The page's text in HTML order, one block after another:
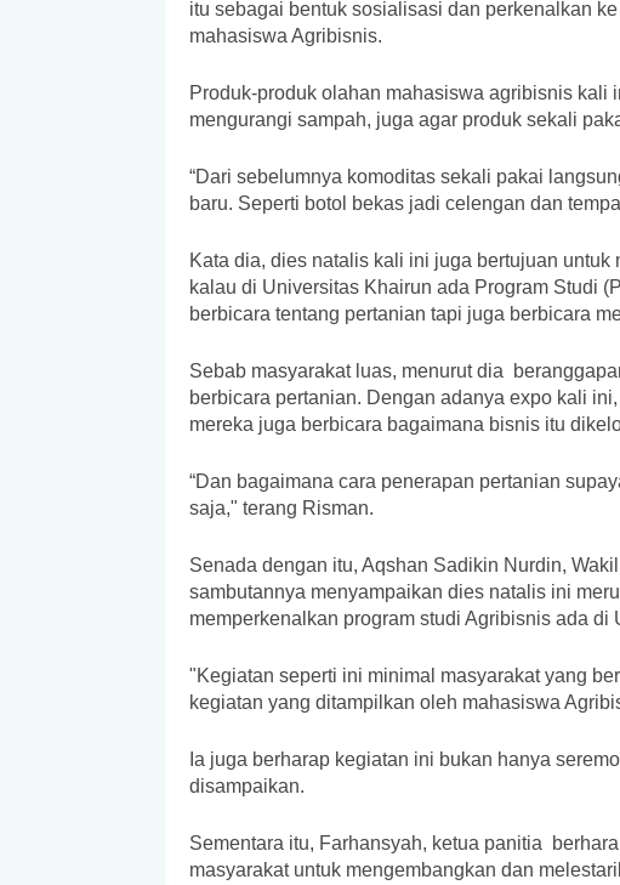
itu sebagai bentuk sosialisasi dan perkenalkan
mahasiswa Agribisnis.
Produk-produk olahan mahasiswa agribisnis kali
mengurangi sampah, juga agar produk sekali
“Dari sebelumnya komoditas sekali pakai
baru. Seperti botol bekas jadi celengan dan
Kata dia, dies natalis kali ini juga bertujuan
kalau di Universitas Khairun ada Program Studi
berbicara tentang pertanian tapi juga berbicara
Sebab masyarakat luas, menurut dia
berbicara pertanian. Dengan adanya expo kali
mereka juga berbicara bagaimana bisnis itu
“Dan bagaimana cara penerapan pertanian
saja," terang Risman.
Senada dengan itu, Aqshan Sadikin Nurdin,
sambutannya menyampaikan dies natalis ini
memperkenalkan program studi Agribisnis ada di
"Kegiatan seperti ini minimal masyarakat yang
kegiatan yang ditampilkan oleh mahasiswa
Ia juga berharap kegiatan ini bukan hanya
disampaikan.
Sementara itu, Farhansyah, ketua panitia
masyarakat untuk mengembangkan dan